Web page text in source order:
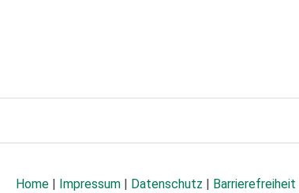
Home | Impressum | Datenschutz | Barrierefreiheit